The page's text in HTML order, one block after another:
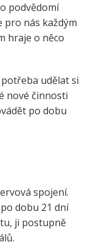
podvědomí
pro nás každým
hraje o něco
udělat si
nové činnosti
po dobu
spojení.
dobu 21 dní
ji postupně